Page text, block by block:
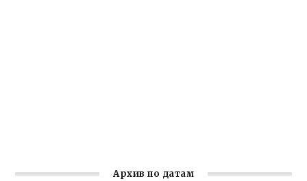
Архив по датам